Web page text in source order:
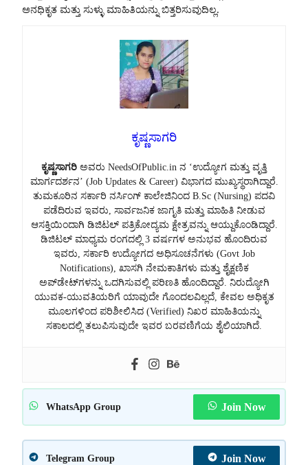
ಅನಧಿಕೃತ ಮತ್ತು ಸುಳ್ಳು ಮಾಹಿತಿಯನ್ನು ಬಿತ್ತರಿಸುವುದಿಲ್ಲ.
ಕೃಷ್ಣಸಾಗರಿ
ಕೃಷ್ಣಸಾಗರಿ ಅವರು NeedsOfPublic.in ನ ‘ಉದ್ಯೋಗ ಮತ್ತು ವೃತ್ತಿ
ಮಾರ್ಗದರ್ಶನ’ (Job Updates & Career) ವಿಭಾಗದ ಮುಖ್ಯಸ್ಥರಾಗಿದ್ದಾರೆ.
ತುಮಕೂರಿನ ಸರ್ಕಾರಿ ನರ್ಸಿಂಗ್ ಕಾಲೇಜಿನಿಂದ B.Sc (Nursing) ಪದವಿ
ಪಡೆದಿರುವ ಇವರು, ಸಾರ್ವಜನಿಕ ಜಾಗೃತಿ ಮತ್ತು ಮಾಹಿತಿ ನೀಡುವ
ಆಸಕ್ತಿಯಿಂದಾಗಿ ಡಿಜಿಟಲ್ ಪತ್ರಿಕೋದ್ಯಮ ಕ್ಷೇತ್ರವನ್ನು ಆಯ್ದುಕೊಂಡಿದ್ದಾರೆ.
ಡಿಜಿಟಲ್ ಮಾಧ್ಯಮ ರಂಗದಲ್ಲಿ 3 ವರ್ಷಗಳ ಅನುಭವ ಹೊಂದಿರುವ
ಇವರು, ಸರ್ಕಾರಿ ಉದ್ಯೋಗದ ಅಧಿಸೂಚನೆಗಳು (Govt Job
Notifications), ಖಾಸಗಿ ನೇಮಕಾತಿಗಳು ಮತ್ತು ಶೈಕ್ಷಣಿಕ
ಅಪ್‌ಡೇಟ್‌ಗಳನ್ನು ಒದಗಿಸುವಲ್ಲಿ ಪರಿಣತಿ ಹೊಂದಿದ್ದಾರೆ. ನಿರುದ್ಯೋಗಿ
ಯುವಕ-ಯುವತಿಯರಿಗೆ ಯಾವುದೇ ಗೊಂದಲವಿಲ್ಲದೆ, ಕೇವಲ ಅಧಿಕೃತ
ಮೂಲಗಳಿಂದ ಪರಿಶೀಲಿಸಿದ (Verified) ನಿಖರ ಮಾಹಿತಿಯನ್ನು
ಸಕಾಲದಲ್ಲಿ ತಲುಪಿಸುವುದೇ ಇವರ ಬರವಣಿಗೆಯ ಶೈಲಿಯಾಗಿದೆ.
WhatsApp Group Join Now
Telegram Group Join Now